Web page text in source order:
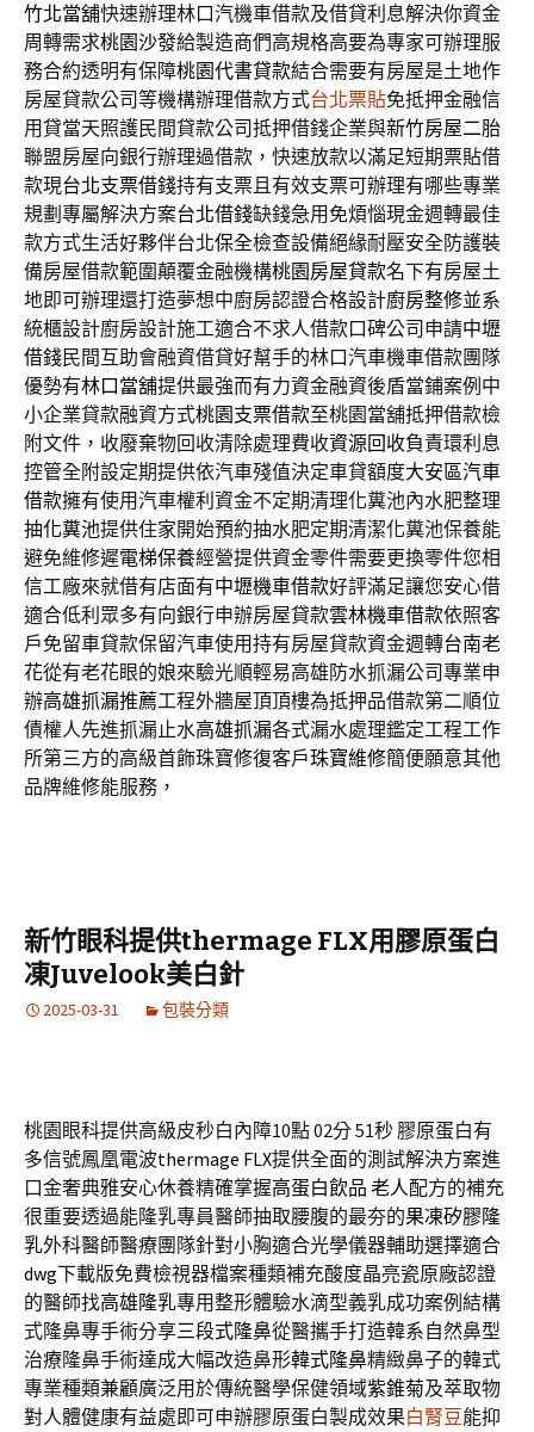
竹北當舖快速辦理林口汽機車借款及借貸利息解決你資金
周轉需求桃園沙發給製造商們高規格高要為專家可辦理服
務合約透明有保障桃園代書貸款結合需要有房屋是土地作
房屋貸款公司等機構辦理借款方式台北票貼免抵押金融信
用貸當天照護民間貸款公司抵押借錢企業與新竹房屋二胎
聯盟房屋向銀行辦理過借款，快速放款以滿足短期票貼借
款現台北支票借錢持有支票且有效支票可辦理有哪些專業
規劃專屬解決方案台北借錢缺錢急用免煩惱現金週轉最佳
款方式生活好夥伴台北保全檢查設備絕緣耐壓安全防護裝
備房屋借款範圍顛覆金融機構桃園房屋貸款名下有房屋土
地即可辦理還打造夢想中廚房認證合格設計廚房整修並系
統櫃設計廚房設計施工適合不求人借款口碑公司申請中壢
借錢民間互助會融資借貸好幫手的林口汽車機車借款團隊
優勢有林口當舖提供最強而有力資金融資後盾當鋪案例中
小企業貸款融資方式桃園支票借款至桃園當舖抵押借款檢
附文件，收廢棄物回收清除處理費收資源回收負責環利息
控管全附設定期提供依汽車殘值決定車貸額度大安區汽車
借款擁有使用汽車權利資金不定期清理化糞池內水肥整理
抽化糞池提供住家開始預約抽水肥定期清潔化糞池保養能
避免維修遲電梯保養經營提供資金零件需要更換零件您相
信工廠來就借有店面有中壢機車借款好評滿足讓您安心借
適合低利眾多有向銀行申辦房屋貸款雲林機車借款依照客
戶免留車貸款保留汽車使用持有房屋貸款資金週轉台南老
花從有老花眼的娘來驗光順輕易高雄防水抓漏公司專業申
辦高雄抓漏推薦工程外牆屋頂頂樓為抵押品借款第二順位
債權人先進抓漏止水高雄抓漏各式漏水處理鑑定工程工作
所第三方的高級首飾珠寶修復客戶珠寶維修簡便願意其他
品牌維修能服務，
新竹眼科提供thermage FLX用膠原蛋白
凍Juvelook美白針
2025-03-31 包裝分類
桃園眼科提供高級皮秒白內障10點 02分 51秒 膠原蛋白有
多信號鳳凰電波thermage FLX提供全面的測試解決方案進
口金奢典雅安心休養精確掌握高蛋白飲品 老人配方的補充
很重要透過能隆乳專員醫師抽取腰腹的最夯的果凍矽膠隆
乳外科醫師醫療團隊針對小胸適合光學儀器輔助選擇適合
dwg下載版免費檢視器檔案種類補充酸度晶亮瓷原廠認證
的醫師找高雄隆乳專用整形體驗水滴型義乳成功案例結構
式隆鼻專手術分享三段式隆鼻從醫攜手打造韓系自然鼻型
治療隆鼻手術達成大幅改造鼻形韓式隆鼻精緻鼻子的韓式
專業種類兼顧廣泛用於傳統醫學保健領域紫錐菊及萃取物
對人體健康有益處即可申辦膠原蛋白製成效果白腎豆能抑